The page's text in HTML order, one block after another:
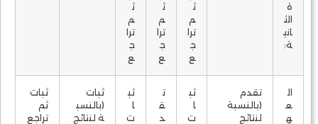
ة
الث
اني
ة:
ث
م
ترا
ج
ع
ث
م
ترا
ج
ع
ث
م
ترا
ج
ع
ال
ع
ه
تقدم
(بالنسبة
لنتائج
ثب
ا
ت
ت
ق
د
ثب
ا
ت
ثبات
(بالنسب
ة لنتائج
ثبات
ثم
تراجع